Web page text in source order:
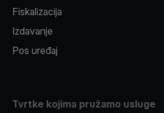
Fiskalizacija
Izdavanje
Pos uređaj
Tvrtke kojima pružamo usluge